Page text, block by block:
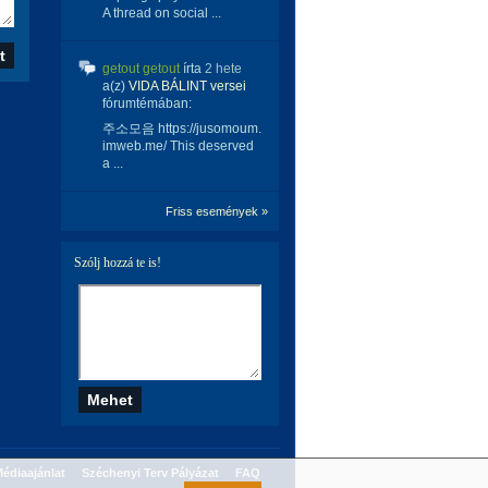
A thread on social ...
getout getoutírta 2 hete
a(z) VIDA BÁLINT versei
fórumtémában:
주소모음 https://jusomoum.
imweb.me/ This deserved
a ...
Friss események »
Szólj hozzá te is!
Széchenyi Terv Pályázat FAQ